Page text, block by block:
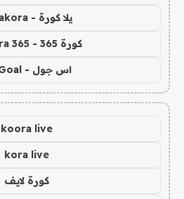
يلا كورة - yallakora
كورة 365 - kooora 365
اس جول - AS Goal
koora live
kora live
كورة لايف